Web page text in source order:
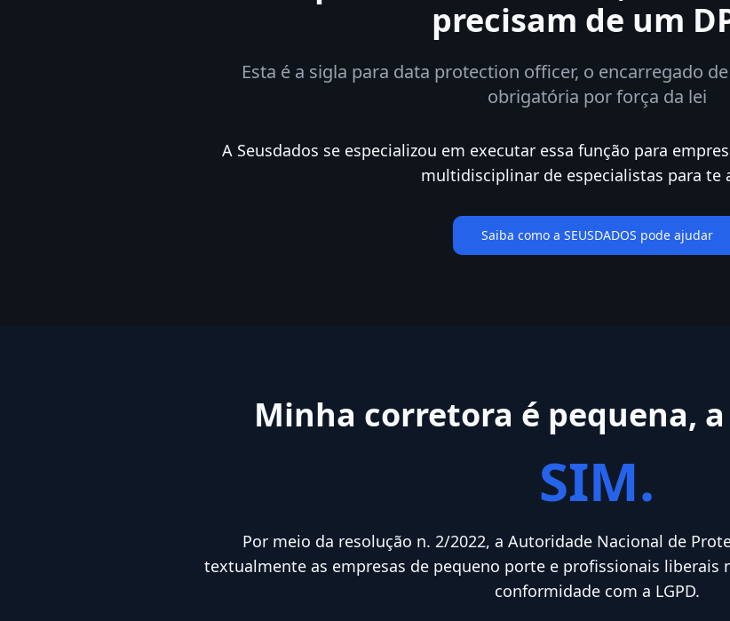
precisam de um
Esta é a sigla para data protection officer, o encarregado
obrigatória por força da lei
A Seusdados se especializou em executar essa função para
multidisciplinar de especialistas para te
Saiba como a SEUSDADOS pode ajudar
Minha corretora é pequena, a
SIM.
Por meio da resolução n. 2/2022, a Autoridade Nacional de
textualmente as empresas de pequeno porte e profissionais liberais
conformidade com a LGPD.